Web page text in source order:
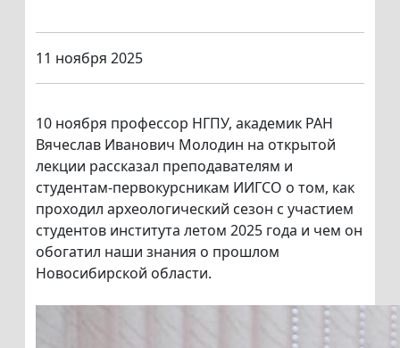
11 ноября 2025
10 ноября профессор НГПУ, академик РАН
Вячеслав Иванович Молодин на открытой
лекции рассказал преподавателям и
студентам-первокурсникам ИИГСО о том, как
проходил археологический сезон с участием
студентов института летом 2025 года и чем он
обогатил наши знания о прошлом
Новосибирской области.